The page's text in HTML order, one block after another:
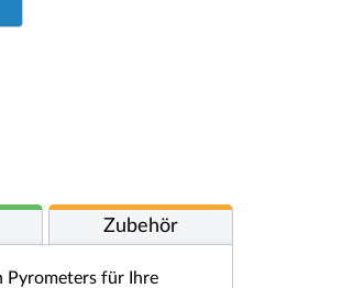
Zubehör
Pyrometers für Ihre